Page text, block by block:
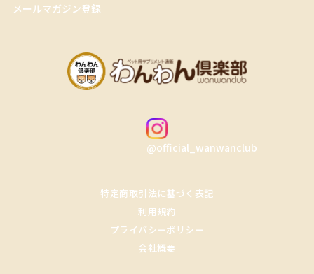
メールマガジン登録
@official_wanwanclub
特定商取引法に基づく表記
利用規約
プライバシーポリシー
会社概要